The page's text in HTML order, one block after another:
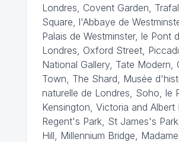
Londres, Covent Garden,
Square, l'Abbaye de
Palais de Westminster, le Pont
Londres, Oxford Street,
National Gallery, Tate Modern,
Town, The Shard, Musée
naturelle de Londres, Soho, le
Kensington, Victoria and Albert
Regent's Park, St James's
Hill, Millennium Bridge, Madame